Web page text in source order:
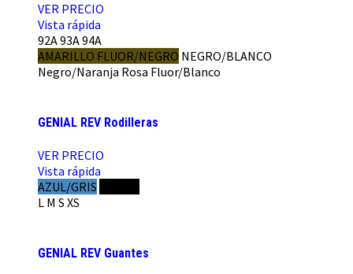
VER PRECIO
Vista rápida
92A93A94A
AMARILLO FLUOR/NEGRO NEGRO/BLANCO
Negro/Naranja Rosa Fluor/Blanco
GENIAL REV Rodilleras
VER PRECIO
Vista rápida
AZUL/GRIS
L M S XS
GENIAL REV Guantes